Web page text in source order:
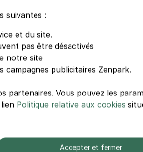
Le Star Saint-
Château Musée
théâtres/
Strasbourg
suivantes :
et du site.
pas être désactivés
notre site
campagnes publicitaires Zenpark.
partenaires. Vous pouvez les
Politique relative aux cookies
Accepter et fermer